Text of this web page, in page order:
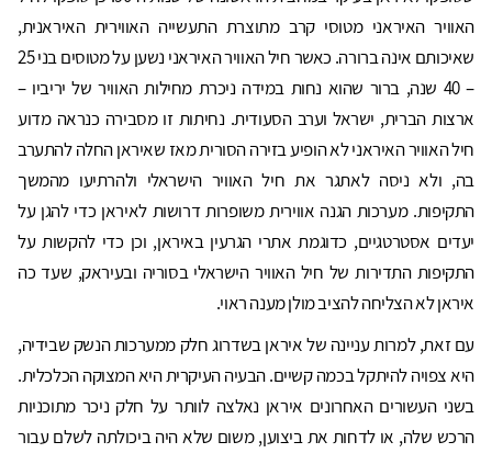
האוויר האיראני מטוסי קרב מתוצרת התעשייה האווירית האיראנית,
שאיכותם אינה ברורה. כאשר חיל האוויר האיראני נשען על מטוסים בני 25
– 40 שנה, ברור שהוא נחות במידה ניכרת מחילות האוויר של יריביו –
ארצות הברית, ישראל וערב הסעודית. נחיתות זו מסבירה כנראה מדוע
חיל האוויר האיראני לא הופיע בזירה הסורית מאז שאיראן החלה להתערב
בה, ולא ניסה לאתגר את חיל האוויר הישראלי ולהרתיעו מהמשך
התקיפות. מערכות הגנה אווירית משופרות דרושות לאיראן כדי להגן על
יעדים אסטרטגיים, כדוגמת אתרי הגרעין באיראן, וכן כדי להקשות על
התקיפות התדירות של חיל האוויר הישראלי בסוריה ובעיראק, שעד כה
איראן לא הצליחה להציב מולן מענה ראוי.
עם זאת, למרות עניינה של איראן בשדרוג חלק ממערכות הנשק שבידיה,
היא צפויה להיתקל בכמה קשיים. הבעיה העיקרית היא המצוקה הכלכלית.
בשני העשורים האחרונים איראן נאלצה לוותר על חלק ניכר מתוכניות
הרכש שלה, או לדחות את ביצוען, משום שלא היה ביכולתה לשלם עבור